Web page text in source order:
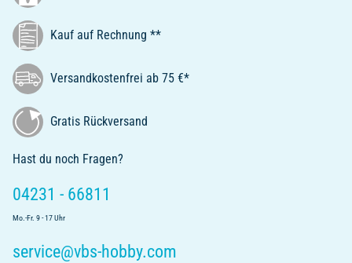
Kauf auf Rechnung **
Versandkostenfrei ab 75 €*
Gratis Rückversand
Hast du noch Fragen?
04231 - 66811
Mo.-Fr. 9 - 17 Uhr
service@vbs-hobby.com